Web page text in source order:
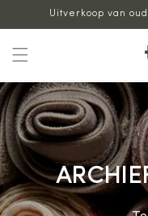
naarUitverkoop van